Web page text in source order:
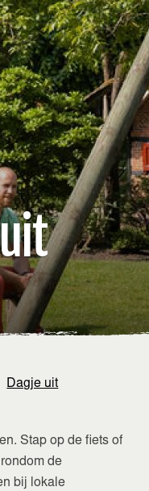
Dagje uit
Stap op de fiets of
de
bij lokale